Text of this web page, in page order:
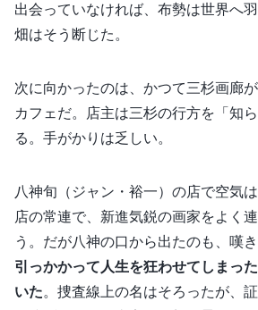
出会っていなければ、布勢は世界へ
畑はそう断じた。
次に向かったのは、かつて三杉画廊
カフェだ。店主は三杉の行方を「知
る。手がかりは乏しい。
八神旬（ジャン・裕一）の店で空気
店の常連で、新進気鋭の画家をよく
う。だが八神の口から出たのも、嘆き
引っかかって人生を狂わせてしまっ
いた。捜査線上の名はそろったが、